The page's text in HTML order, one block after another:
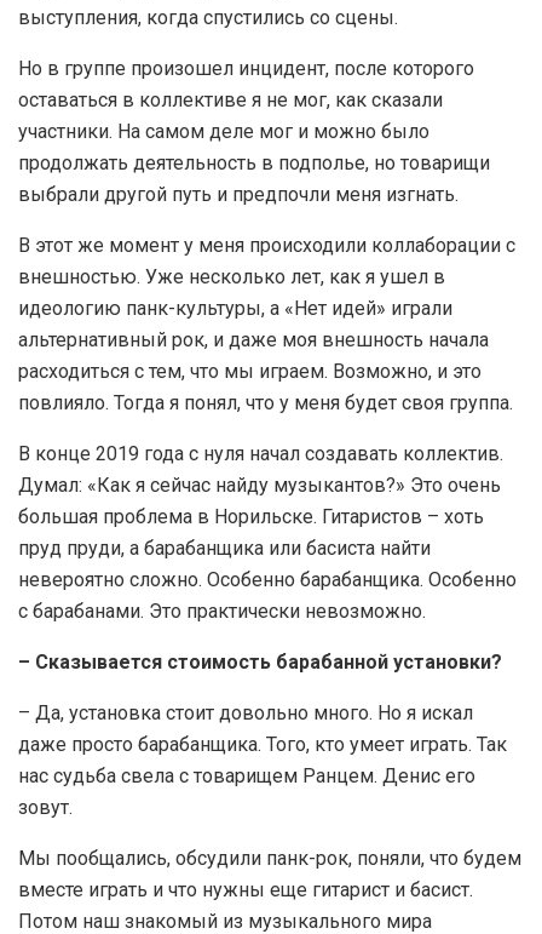
выступления, когда спустились со сцены.
Но в группе произошел инцидент, после которого
оставаться в коллективе я не мог, как сказали
участники. На самом деле мог и можно было
продолжать деятельность в подполье, но товарищи
выбрали другой путь и предпочли меня изгнать.
В этот же момент у меня происходили коллаборации с
внешностью. Уже несколько лет, как я ушел в
идеологию панк-культуры, а «Нет идей» играли
альтернативный рок, и даже моя внешность начала
расходиться с тем, что мы играем. Возможно, и это
повлияло. Тогда я понял, что у меня будет своя группа.
В конце 2019 года с нуля начал создавать коллектив.
Думал: «Как я сейчас найду музыкантов?» Это очень
большая проблема в Норильске. Гитаристов – хоть
пруд пруди, а барабанщика или басиста найти
невероятно сложно. Особенно барабанщика. Особенно
с барабанами. Это практически невозможно.
– Сказывается стоимость барабанной установки?
– Да, установка стоит довольно много. Но я искал
даже просто барабанщика. Того, кто умеет играть. Так
нас судьба свела с товарищем Ранцем. Денис его
зовут.
Мы пообщались, обсудили панк-рок, поняли, что будем
вместе играть и что нужны еще гитарист и басист.
Потом наш знакомый из музыкального мира